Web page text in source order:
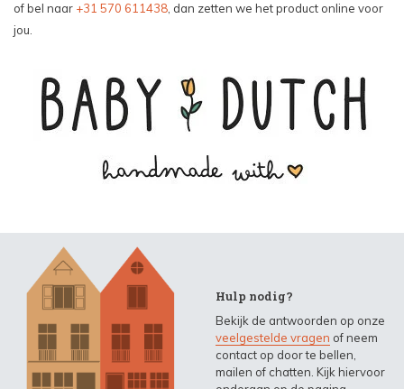
of bel naar +31 570 611438 , dan zetten we het product online voor
jou.
Hulp nodig?
Bekijk de antwoorden op onze
veelgestelde vragen of neem
contact op door te bellen,
mailen of chatten. Kijk hiervoor